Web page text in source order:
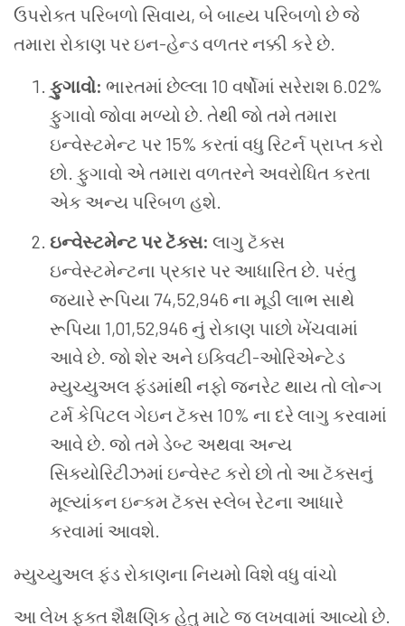
ઉપરોક્ત પરિબળો સિવાય, બે બાહ્ય પરિબળો છે જે
તમારા રોકાણ પર ઇન-હેન્ડ વળતર નક્કી કરે છે.
ફુગાવો: ભારતમાં છેલ્લા 10 વર્ષોમાં સરેરાશ 6.02%
ફુગાવો જોવા મળ્યો છે. તેથી જો તમે તમારા
ઇન્વેસ્ટમેન્ટ પર 15% કરતાં વધુ રિટર્ન પ્રાપ્ત કરો
છો. ફુગાવો એ તમારા વળતરને અવરોધિત કરતા
એક અન્ય પરિબળ હશે.
ઇન્વેસ્ટમેન્ટ પર ટૅક્સ: લાગુ ટૅક્સ
ઇન્વેસ્ટમેન્ટના પ્રકાર પર આધારિત છે. પરંતુ
જ્યારે રૂપિયા 74,52,946 ના મૂડી લાભ સાથે
રૂપિયા 1,01,52,946 નું રોકાણ પાછો ખેંચવામાં
આવે છે. જો શેર અને ઇક્વિટી-ઓરિએન્ટેડ
મ્યુચ્યુઅલ ફંડમાંથી નફો જનરેટ થાય તો લોન્ગ
ટર્મ કેપિટલ ગેઇન ટૅક્સ 10% ના દરે લાગુ કરવામાં
આવે છે. જો તમે ડેબ્ટ અથવા અન્ય
સિક્યોરિટીઝમાં ઇન્વેસ્ટ કરો છો તો આ ટૅક્સનું
મૂલ્યાંકન ઇન્કમ ટૅક્સ સ્લેબ રેટના આધારે
કરવામાં આવશે.
મ્યુચ્યુઅલ ફંડ રોકાણના નિયમો વિશે વધુ વાંચો
આ લેખ ફક્ત શૈક્ષણિક હેતુ માટે જ લખવામાં આવ્યો છે.